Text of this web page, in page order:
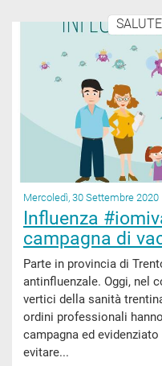
Mercoledì, 30 Settembre 2020
Influenza
campagna di
Parte in provincia di
antinfluenzale. Oggi, nel
vertici della sanità
ordini professionali
campagna ed
evitare...